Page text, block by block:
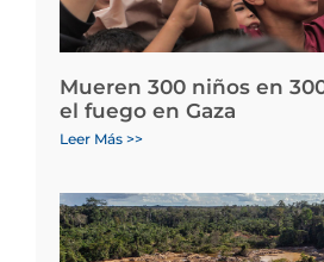
Mueren 300 niños en
el fuego en Gaza
Leer Más >>